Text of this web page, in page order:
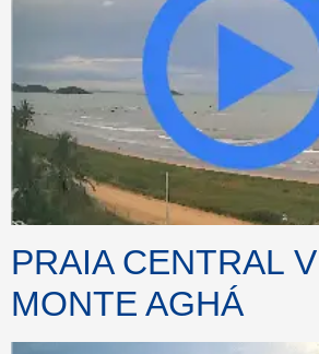
PRAIA CENTRAL
MONTE AGHÁ